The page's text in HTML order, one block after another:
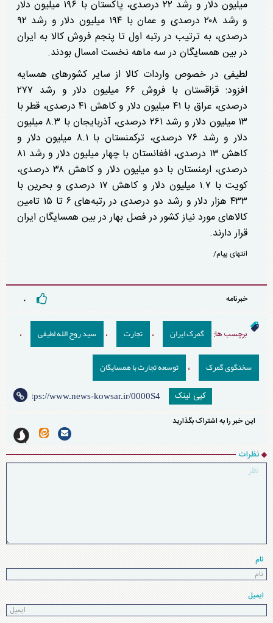
میلیون دلار و رشد ۲۲ درصدی، پاکستان با ۱۹۶ میلیون دلار
و رشد ۲۰۸ درصدی و عمان با ۱۹۴ میلیون دلار و رشد ۹۲
درصدی، به ترتیب در رتبه اول تا پنجم فروش کالا به ایران
در بین همسایگان در سه ماهه نخست امسال بودند.
لطیفی در خصوص واردات کالا از سایر کشورهای همسایه
افزود: قزاقستان با فروش ۶۶ میلیون دلار و رشد ۲۷۷
درصدی، عراق با ۴۱ میلیون دلار و کاهش ۴۱ درصدی، قطر با
۱۳ میلیون دلار و رشد ۲۶۱ درصدی، آذربایجان با ۸.۳ میلیون
دلار و رشد ۷۶ درصدی، ترکمنستان با ۸.۱ میلیون دلار و
کاهش ۱۳ درصدی، افغانستان با چهار میلیون دلار و رشد ۸۱
درصدی، ارمنستان با دو میلیون دلار و کاهش ۳۸ درصدی،
کویت با ۱.۷ میلیون دلار و کاهش ۱۷ درصدی و بحرین با
۴۳۳ هزار دلار و رشد دو درصدی در رتبه‌های ۶ تا ۱۵ تامین
کالاهای مورد نیاز کشور در فصل بهار در بین همسایگان ایران
قرار دارند.
انتهای پیام/
خبرنامه ۰
برچسب ها: گمرک ایران ، تجارت ، سید روح الله لطیفی ،
سخنگوی گمرک ، توسعه تجارت با همسایگان
کپی لینک
این خبر را به اشتراک بگذارید
نظرات
نام
ایمیل